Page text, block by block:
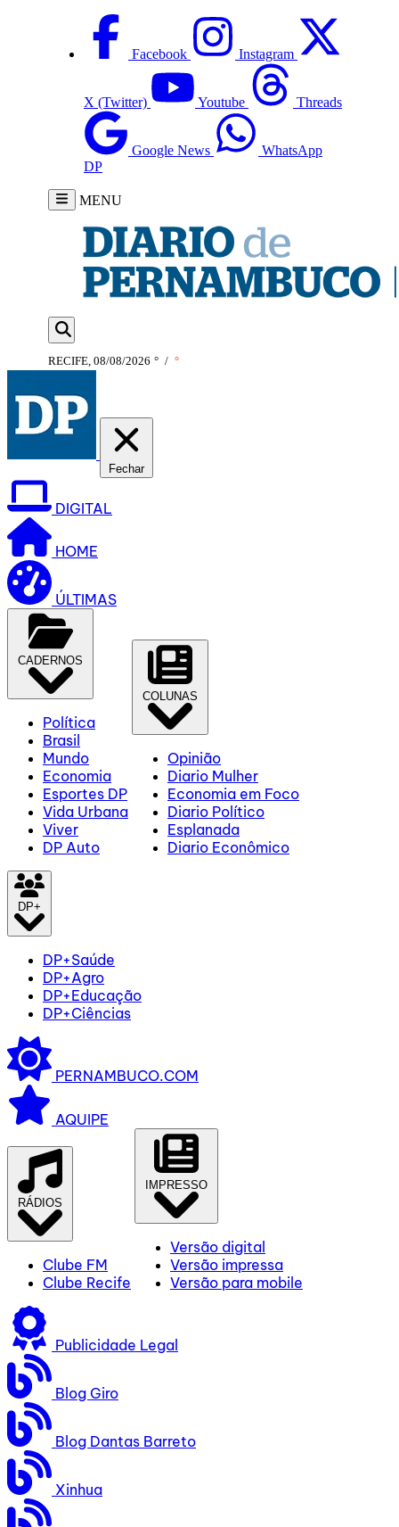
Facebook Instagram
X (Twitter) Youtube Threads
Google News
WhatsApp
DP
MENU
RECIFE, 08/08/2026 ° / °
Fechar
DIGITAL
HOME
ÚLTIMAS
CADERNOS
Política
Brasil
Mundo
Economia
Esportes DP
Vida Urbana
Viver
DP Auto
COLUNAS
Opinião
Diario Mulher
Economia em Foco
Diario Político
Esplanada
Diario Econômico
DP+
DP+Saúde
DP+Agro
DP+Educação
DP+Ciências
PERNAMBUCO.COM
AQUIPE
RÁDIOS
Clube FM
Clube Recife
IMPRESSO
Versão digital
Versão impressa
Versão para mobile
Publicidade Legal
Blog Giro
Blog Dantas Barreto
Xinhua